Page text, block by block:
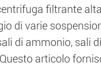
filtrante
di varie
di ammonio, sali
articolo